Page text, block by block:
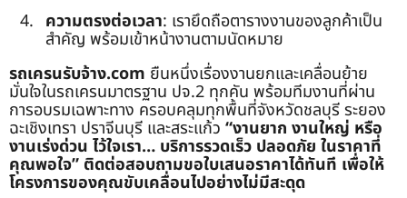
ความตรงต่อเวลา: เรายึดถือตารางงานของลูกค้าเป็น
สำคัญ พร้อมเข้าหน้างานตามนัดหมาย
รถเครนรับจ้าง.com ยืนหนึ่งเรื่องงานยกและเคลื่อนย้าย
มั่นใจในรถเครนมาตรฐาน ปจ.2 ทุกคัน พร้อมทีมงานที่ผ่าน
การอบรมเฉพาะทาง ครอบคลุมทุกพื้นที่จังหวัดชลบุรี ระยอง
ฉะเชิงเทรา ปราจีนบุรี และสระแก้ว “งานยาก งานใหญ่ หรือ
งานเร่งด่วน ไว้ใจเรา… บริการรวดเร็ว ปลอดภัย ในราคาที่
คุณพอใจ” ติดต่อสอบถามขอใบเสนอราคาได้ทันที เพื่อให้
โครงการของคุณขับเคลื่อนไปอย่างไม่มีสะดุด